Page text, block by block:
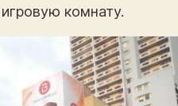
комнату.